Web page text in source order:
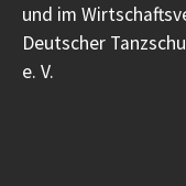
und im
Deutscher
e. V.